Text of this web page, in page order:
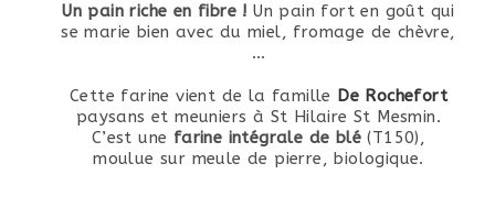
Un pain riche en fibre ! Un pain fort en goût qui
se marie bien avec du miel, fromage de chèvre,
…
Cette farine vient de la famille De Rochefort
paysans et meuniers à St Hilaire St Mesmin.
C’est une farine intégrale de blé (T150),
moulue sur meule de pierre, biologique.